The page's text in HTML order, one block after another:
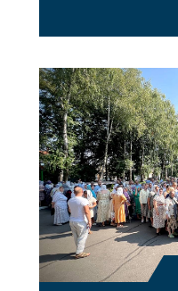
секретар
побажавши йому
допомоги, миру,
благословенних
архіпастирському